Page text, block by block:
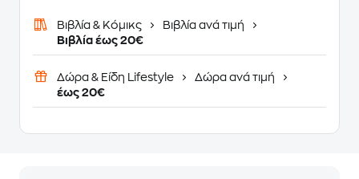
Βιβλία & Κόμικς
Βιβλία ανά τιμή
Βιβλία έως 20€
Δώρα & Είδη Lifestyle
Δώρα ανά τιμή
έως 20€